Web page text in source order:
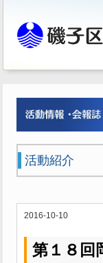
活動紹介
2016-10-10
第１８回